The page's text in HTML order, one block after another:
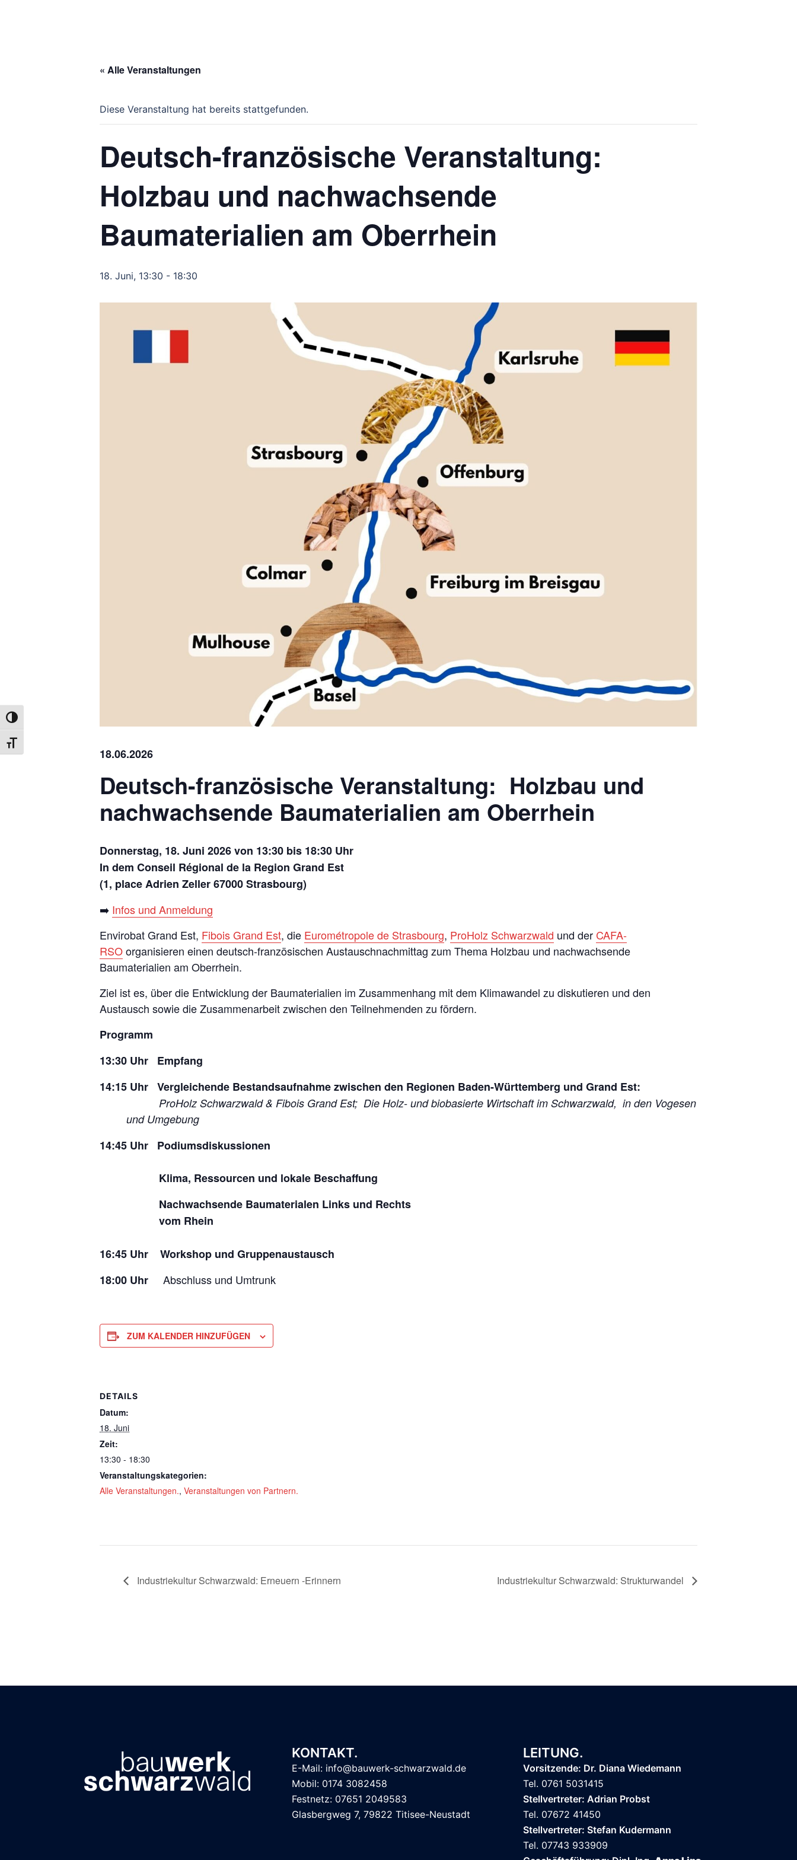
UMSCHALTEN AUF HOHE KONTRASTE
SCHRIFT VERGRÖSSERN
« Alle Veranstaltungen
Diese Veranstaltung hat bereits stattgefunden.
Deutsch-französische Veranstaltung:
Holzbau und nachwachsende
Baumaterialien am Oberrhein
18. Juni, 13:30 - 18:30
18.06.2026
Deutsch-französische Veranstaltung: Holzbau und
nachwachsende Baumaterialien am Oberrhein
Donnerstag, 18. Juni 2026 von 13:30 bis 18:30 Uhr
In dem Conseil Régional de la Region Grand Est
(1, place Adrien Zeller 67000 Strasbourg)
➡️ Infos und Anmeldung
Envirobat Grand Est, Fibois Grand Est, die Eurométropole de Strasbourg, ProHolz Schwarzwald und der CAFA-
RSOorganisieren einen deutsch-französischen Austauschnachmittag zum Thema Holzbau und nachwachsende
Baumaterialien am Oberrhein.
Ziel ist es, über die Entwicklung der Baumaterialien im Zusammenhang mit dem Klimawandel zu diskutieren und den
Austausch sowie die Zusammenarbeit zwischen den Teilnehmenden zu fördern.
Programm
13:30 Uhr Empfang
14:15 Uhr Vergleichende Bestandsaufnahme zwischen den Regionen Baden-Württemberg und Grand Est:
ProHolz Schwarzwald & Fibois Grand Est; Die Holz- und biobasierte Wirtschaft im Schwarzwald, in den Vogesen
und Umgebung
14:45 Uhr Podiumsdiskussionen
Klima, Ressourcen und lokale Beschaffung
Nachwachsende Baumaterialen Links und Rechts
vom Rhein
16:45 Uhr Workshop und Gruppenaustausch
18:00 Uhr Abschluss und Umtrunk
ZUM KALENDER HINZUFÜGEN
DETAILS
Datum:
18. Juni
Zeit:
13:30 - 18:30
Veranstaltungskategorien:
Alle Veranstaltungen., Veranstaltungen von Partnern.
Industriekultur Schwarzwald: Erneuern -Erinnern Industriekultur Schwarzwald: Strukturwandel
KONTAKT.
E-Mail: info@bauwerk-schwarzwald.de
Mobil: 0174 3082458
Festnetz: 07651 2049583
Glasbergweg 7, 79822 Titisee-Neustadt
LEITUNG.
Vorsitzende: Dr. Diana Wiedemann
Tel. 0761 5031415
Stellvertreter: Adrian Probst
Tel. 07672 41450
Stellvertreter: Stefan Kudermann
Tel. 07743 933909